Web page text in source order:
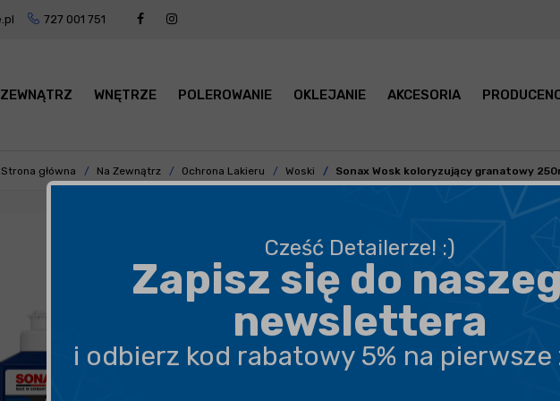
727 001 751
WNĘTRZE POLEROWANIE OKLEJANIE AKCESORIA
Strona główna Na Zewnątrz Ochrona Lakieru Woski Sonax Wosk koloryzujący granatowy
BEZPIECZNA WYSYŁKA
DARMOWA DOSTAWA OD 199,90 ZŁ
PROFESJONALNE DORADZTWO
Cześć Detailerze! :)
Zapisz się do
newslettera
i odbierz kod rabatowy 5% na pierwsze